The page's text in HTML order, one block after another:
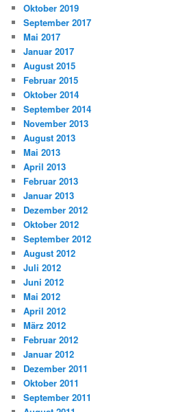
Oktober 2019
September 2017
Mai 2017
Januar 2017
August 2015
Februar 2015
Oktober 2014
September 2014
November 2013
August 2013
Mai 2013
April 2013
Februar 2013
Januar 2013
Dezember 2012
Oktober 2012
September 2012
August 2012
Juli 2012
Juni 2012
Mai 2012
April 2012
März 2012
Februar 2012
Januar 2012
Dezember 2011
Oktober 2011
September 2011